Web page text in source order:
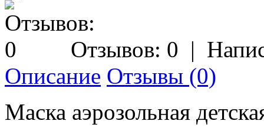
Отзывов: 0 |
Описание Отзывы (0)
Маска аэрозольная